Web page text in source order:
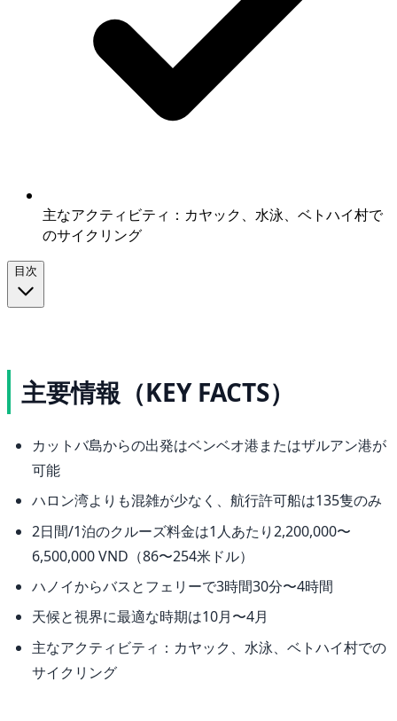
主なアクティビティ：カヤック、水泳、ベトハイ村で
のサイクリング
目次
主要情報（KEY FACTS）
カットバ島からの出発はベンベオ港またはザルアン港が
可能
ハロン湾よりも混雑が少なく、航行許可船は135隻のみ
2日間/1泊のクルーズ料金は1人あたり2,200,000〜
6,500,000 VND（86〜254米ドル）
ハノイからバスとフェリーで3時間30分〜4時間
天候と視界に最適な時期は10月〜4月
主なアクティビティ：カヤック、水泳、ベトハイ村での
サイクリング